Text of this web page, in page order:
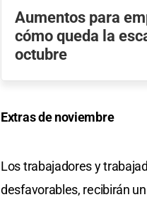
Aumentos para
cómo queda la
octubre
Extras de noviembre
Los trabajadores y
desfavorables, recibirán